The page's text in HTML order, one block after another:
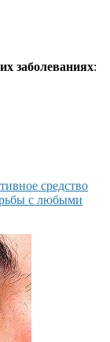
заболеваниях:
средство
с любыми